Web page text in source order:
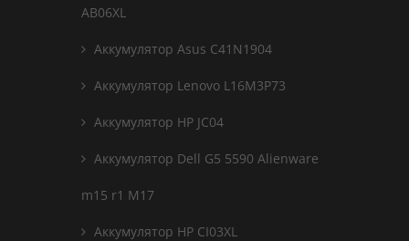
AB06XL
Аккумулятор Asus C41N1904
Аккумулятор Lenovo L16M3P73
Аккумулятор HP JC04
Аккумулятор Dell G5 5590 Alienware
m15 r1 M17
Аккумулятор HP CI03XL